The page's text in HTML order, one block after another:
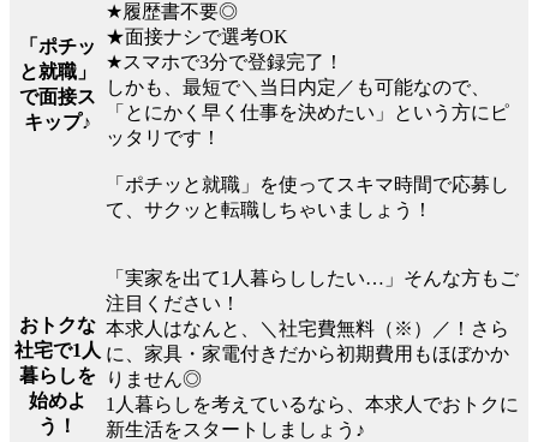
「ポチッ
と就職」
で面接ス
キップ♪
★履歴書不要◎
★面接ナシで選考OK
★スマホで3分で登録完了！
しかも、最短で＼当日内定／も可能なので、
「とにかく早く仕事を決めたい」という方にピ
ッタリです！
「ポチッと就職」を使ってスキマ時間で応募し
て、サクッと転職しちゃいましょう！
おトクな
社宅で1人
暮らしを
始めよ
う！
「実家を出て1人暮らししたい…」そんな方もご
注目ください！
本求人はなんと、＼社宅費無料（※）／！さら
に、家具・家電付きだから初期費用もほぼかか
りません◎
1人暮らしを考えているなら、本求人でおトクに
新生活をスタートしましょう♪